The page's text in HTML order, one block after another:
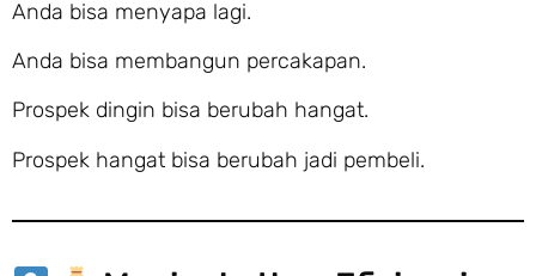
Anda bisa menyapa lagi.
Anda bisa membangun percakapan.
Prospek dingin bisa berubah hangat.
Prospek hangat bisa berubah jadi pembeli.